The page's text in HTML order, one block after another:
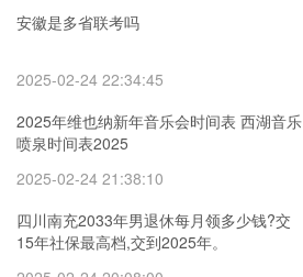
安徽是多省联考吗
2025-02-24 22:34:45
2025年维也纳新年音乐会时间表 西湖音乐
喷泉时间表2025
2025-02-24 21:38:10
四川南充2033年男退休每月领多少钱?交
15年社保最高档,交到2025年。